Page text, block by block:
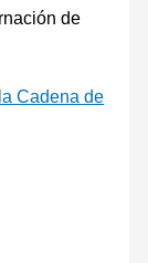
de
Cadena de